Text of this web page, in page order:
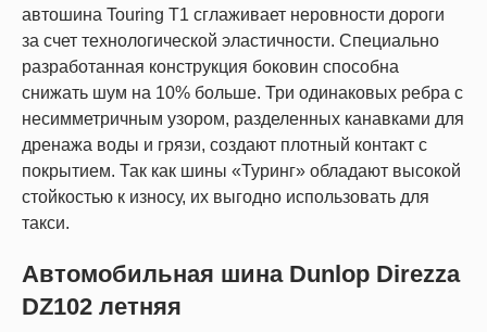
автошина Touring T1 сглаживает неровности дороги
за счет технологической эластичности. Специально
разработанная конструкция боковин способна
снижать шум на 10% больше. Три одинаковых ребра с
несимметричным узором, разделенных канавками для
дренажа воды и грязи, создают плотный контакт с
покрытием. Так как шины «Туринг» обладают высокой
стойкостью к износу, их выгодно использовать для
такси.
Автомобильная шина Dunlop Direzza
DZ102 летняя